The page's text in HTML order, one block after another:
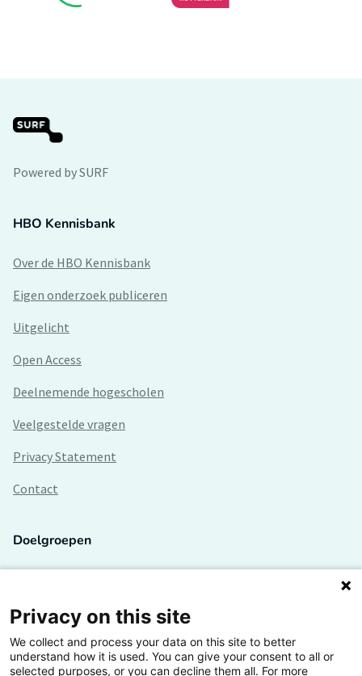
Powered by SURF
HBO Kennisbank
Over de HBO Kennisbank
Eigen onderzoek publiceren
Uitgelicht
Open Access
Deelnemende hogescholen
Veelgestelde vragen
Privacy Statement
Contact
Doelgroepen
Lectoren en onderzoekers
Bedrijven
Privacy on this site
We collect and process your data on this site to better
understand how it is used. You can give your consent to all or
selected purposes, or you can decline them all. For more